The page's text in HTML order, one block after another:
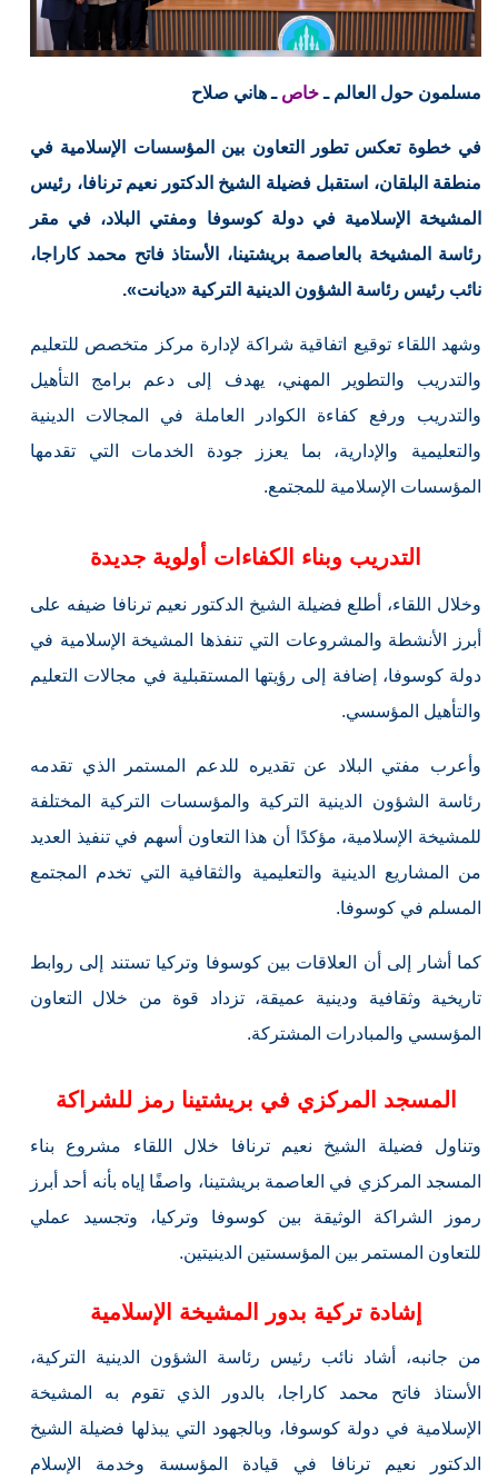
مسلمون حول العالم ـخاص ـ هاني صلاح
في خطوة تعكس تطور التعاون بين المؤسسات الإسلامية في
منطقة البلقان، استقبل فضيلة الشيخ الدكتور نعيم ترنافا، رئيس
المشيخة الإسلامية في دولة كوسوفا ومفتي البلاد، في مقر
رئاسة المشيخة بالعاصمة بريشتينا، الأستاذ فاتح محمد كاراجا،
نائب رئيس رئاسة الشؤون الدينية التركية «ديانت».
وشهد اللقاء توقيع اتفاقية شراكة لإدارة مركز متخصص للتعليم
والتدريب والتطوير المهني، يهدف إلى دعم برامج التأهيل
والتدريب ورفع كفاءة الكوادر العاملة في المجالات الدينية
والتعليمية والإدارية، بما يعزز جودة الخدمات التي تقدمها
المؤسسات الإسلامية للمجتمع.
التدريب وبناء الكفاءات أولوية جديدة
وخلال اللقاء، أطلع فضيلة الشيخ الدكتور نعيم ترنافا ضيفه على
أبرز الأنشطة والمشروعات التي تنفذها المشيخة الإسلامية في
دولة كوسوفا، إضافة إلى رؤيتها المستقبلية في مجالات التعليم
والتأهيل المؤسسي.
وأعرب مفتي البلاد عن تقديره للدعم المستمر الذي تقدمه
رئاسة الشؤون الدينية التركية والمؤسسات التركية المختلفة
للمشيخة الإسلامية، مؤكدًا أن هذا التعاون أسهم في تنفيذ العديد
من المشاريع الدينية والتعليمية والثقافية التي تخدم المجتمع
المسلم في كوسوفا.
كما أشار إلى أن العلاقات بين كوسوفا وتركيا تستند إلى روابط
تاريخية وثقافية ودينية عميقة، تزداد قوة من خلال التعاون
المؤسسي والمبادرات المشتركة.
المسجد المركزي في بريشتينا رمز للشراكة
وتناول فضيلة الشيخ نعيم ترنافا خلال اللقاء مشروع بناء
المسجد المركزي في العاصمة بريشتينا، واصفًا إياه بأنه أحد أبرز
رموز الشراكة الوثيقة بين كوسوفا وتركيا، وتجسيد عملي
للتعاون المستمر بين المؤسستين الدينيتين.
إشادة تركية بدور المشيخة الإسلامية
من جانبه، أشاد نائب رئيس رئاسة الشؤون الدينية التركية،
الأستاذ فاتح محمد كاراجا، بالدور الذي تقوم به المشيخة
الإسلامية في دولة كوسوفا، وبالجهود التي يبذلها فضيلة الشيخ
الدكتور نعيم ترنافا في قيادة المؤسسة وخدمة الإسلام